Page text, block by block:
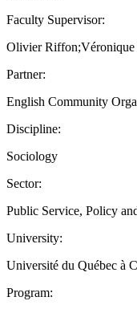
Faculty Supervisor:
Olivier Riffon;Véronique
Partner:
English Community
Discipline:
Sociology
Sector:
Public Service, Policy
University:
Université du Québec à
Program: